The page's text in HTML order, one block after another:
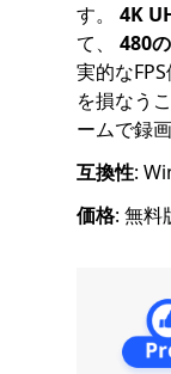
す。 4K
て、 480
実的な
を損なう
ームで録
互換性:
価格: 無料